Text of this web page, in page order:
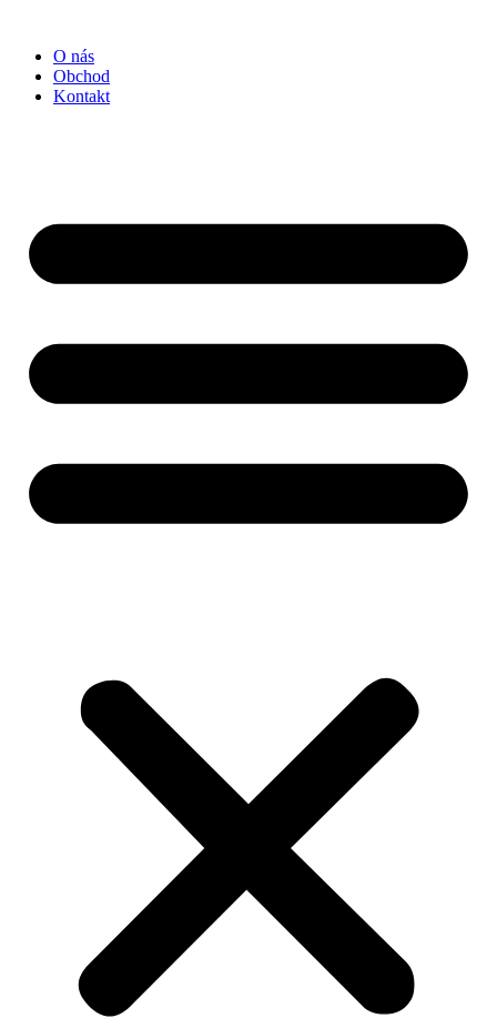
obsah
O nás
Obchod
Kontakt